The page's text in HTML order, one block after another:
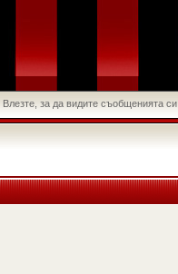
Влезте, за да видите съобщенията си